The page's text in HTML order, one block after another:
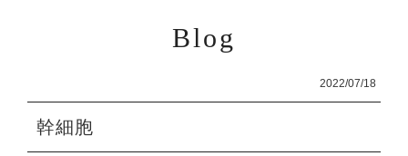
Blog
2022/07/18
幹細胞